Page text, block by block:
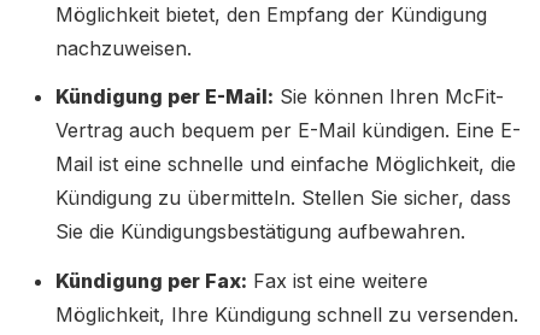
Möglichkeit bietet, den Empfang der Kündigung
nachzuweisen.
Kündigung per E-Mail: Sie können Ihren McFit-
Vertrag auch bequem per E-Mail kündigen. Eine E-
Mail ist eine schnelle und einfache Möglichkeit, die
Kündigung zu übermitteln. Stellen Sie sicher, dass
Sie die Kündigungsbestätigung aufbewahren.
Kündigung per Fax: Fax ist eine weitere
Möglichkeit, Ihre Kündigung schnell zu versenden.